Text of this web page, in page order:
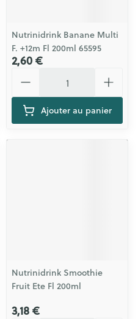
Nutrinidrink Banane Multi
F. +12m Fl 200ml 65595
2,60 €
Ajouter au panier
Nutrinidrink Smoothie
Fruit Ete Fl 200ml
3,18 €